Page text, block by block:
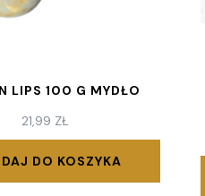
LIPS 100 G MYDŁO
21,99 ZŁ
DO KOSZYKA